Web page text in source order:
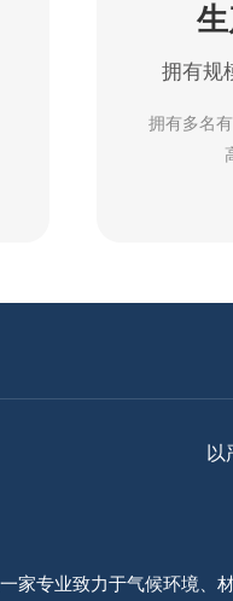
拥有规
拥有多名
以
家专业致力于气候环境、